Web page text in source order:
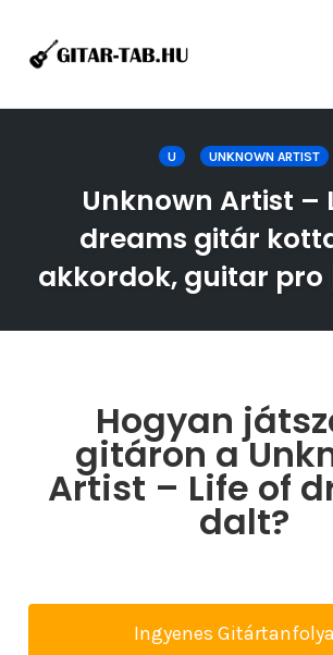
U UNKNOWN ARTIST
Unknown Artist –
dreams gitár
akkordok, guitar pro
Hogyan
gitáron a
Artist – Life of
dalt?
Ingyenes